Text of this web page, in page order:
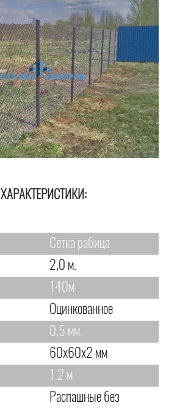
ХАРАКТЕРИСТИКИ:
Сетка рабица
2,0 м.
140м
Оцинкованное
0,5 мм.
60х60х2 мм
1.2 м
Распашные без